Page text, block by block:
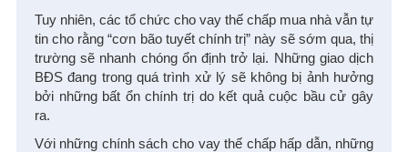
Tuy nhiên, các tổ chức cho vay thế chấp mua nhà vẫn tự
tin cho rằng “cơn bão tuyết chính trị” này sẽ sớm qua, thị
trường sẽ nhanh chóng ổn định trở lại. Những giao dịch
BĐS đang trong quá trình xử lý sẽ không bị ảnh hưởng
bởi những bất ổn chính trị do kết quả cuộc bầu cử gây
ra.
Với những chính sách cho vay thế chấp hấp dẫn, những